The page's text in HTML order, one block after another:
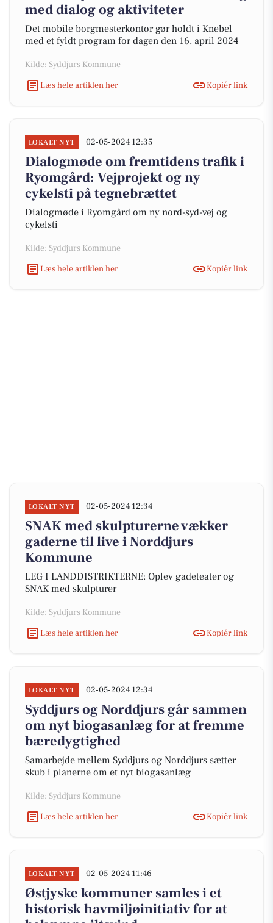
med dialog og aktiviteter
Det mobile borgmesterkontor gør holdt i Knebel
med et fyldt program for dagen den 16. april 2024
Kilde: Syddjurs Kommune
Læs hele artiklen her
Kopiér link
LOKALT NYT 02-05-2024 12:35
Dialogmøde om fremtidens trafik i
Ryomgård: Vejprojekt og ny
cykelsti på tegnebrættet
Dialogmøde i Ryomgård om ny nord-syd-vej og
cykelsti
Kilde: Syddjurs Kommune
Læs hele artiklen her
Kopiér link
LOKALT NYT 02-05-2024 12:34
SNAK med skulpturerne vækker
gaderne til live i Norddjurs
Kommune
LEG I LANDDISTRIKTERNE: Oplev gadeteater og
SNAK med skulpturer
Kilde: Syddjurs Kommune
Læs hele artiklen her
Kopiér link
LOKALT NYT 02-05-2024 12:34
Syddjurs og Norddjurs går sammen
om nyt biogasanlæg for at fremme
bæredygtighed
Samarbejde mellem Syddjurs og Norddjurs sætter
skub i planerne om et nyt biogasanlæg
Kilde: Syddjurs Kommune
Læs hele artiklen her
Kopiér link
LOKALT NYT 02-05-2024 11:46
Østjyske kommuner samles i et
historisk havmiljøinitiativ for at